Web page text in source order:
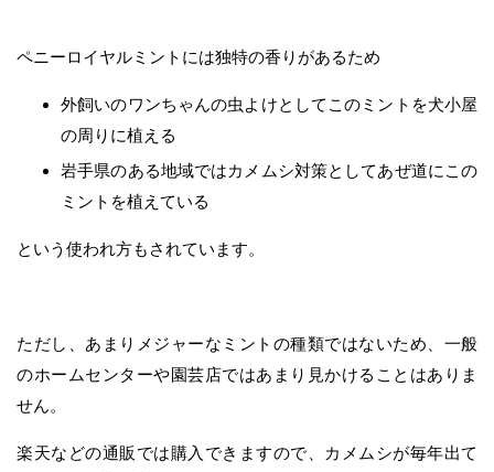
ペニーロイヤルミントには独特の香りがあるため
外飼いのワンちゃんの虫よけとしてこのミントを犬小屋
の周りに植える
岩手県のある地域ではカメムシ対策としてあぜ道にこの
ミントを植えている
という使われ方もされています。
ただし、あまりメジャーなミントの種類ではないため、一般
のホームセンターや園芸店ではあまり見かけることはありま
せん。
楽天などの通販では購入できますので、カメムシが毎年出て